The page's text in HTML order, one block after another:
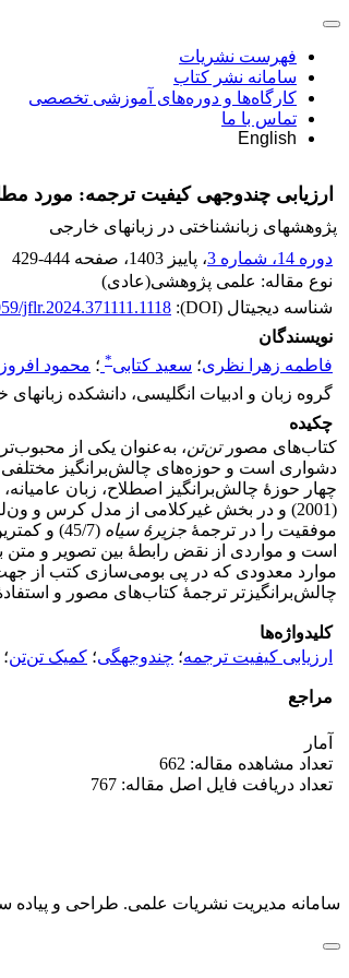
فهرست نشریات
سامانه نشر کتاب
کارگاه‌ها و دوره‌های آموزشی تخصصی
تماس با ما
English
ارزیابی چند‌وجهی کیفیت ترجمه: مورد
پژوهشهای زبانشناختی در زبانهای خارجی
دوره 14، شماره 3
، پاییز 1403 ، صفحه 429-444
نوع مقاله: علمی پژوهشی(عادی)
شناسه دیجیتال (DOI):
jflr.2024.371111.1118
نویسندگان
فاطمه زهرا نظری؛ سعید کتابی* ؛ محمود افروز
گروه زبان و ادبیات انگلیسی، دانشکده
چکیده
کتاب‌های مصورتن‌تن، به‌عنوان یکی از
دشواری است و حوزه‌های چالش‌برانگیز
چهار حوزۀ چالش‌برانگیز اصطلاح، زبان
موفقیت را در ترجمۀ جزیرۀ سیاه (45/7) و کمترین موفقیت را در ترجمۀ
است و مواردی از نقض رابطۀ بین تصویر و
موارد معدودی که در پی بومی‌سازی کتب از
چالش‌برانگیزتر ترجمۀ کتاب‌های مصور و
کلیدواژه‌ها
ارزیابی کیفیت ترجمه؛ چندوجهگی؛ کمیک تن‌تن؛
مراجع
آمار
تعداد مشاهده مقاله: 662
تعداد دریافت فایل اصل مقاله: 767
سامانه مدیریت نشریات علمی. طراحی و پیاده